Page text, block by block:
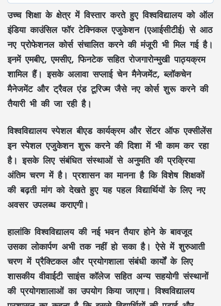
उच्च शिक्षा के क्षेत्र में विस्तार करते हुए विश्वविद्यालय को ऑल
इंडिया काउंसिल फॉर टेक्निकल एजुकेशन (एआईसीटीई) से आठ
नए प्रोफेशनल कोर्स संचालित करने की मंजूरी भी मिल गई है।
इनमें एमबीए, एमसीए, फिनटेक सहित रोजगारोन्मुखी पाठ्यक्रम
शामिल हैं। इसके अलावा सप्लाई चेन मैनेजमेंट, ब्लॉकचेन
मैनेजमेंट और ट्रैवल एंड टूरिज्म जैसे नए कोर्स शुरू करने की
तैयारी भी की जा रही है।
विश्वविद्यालय स्पेशल बीएड कार्यक्रम और सेंटर ऑफ एक्सीलेंस
इन स्पेशल एजुकेशन शुरू करने की दिशा में भी काम कर रहा
है। इसके लिए संबंधित संस्थाओं से अनुमति की प्रक्रिया
अंतिम चरण में है। प्रशासन का मानना है कि विशेष शिक्षकों
की बढ़ती मांग को देखते हुए यह पहल विद्यार्थियों के लिए नए
अवसर उपलब्ध कराएगी।
हालांकि विश्वविद्यालय की नई भवन तैयार होने के बावजूद
उसका लोकार्पण अभी तक नहीं हो सका है। ऐसे में शुरुआती
चरण में प्रैक्टिकल और प्रयोगशाला संबंधी कार्यों के लिए
शासकीय वीवाईटी साइंस कॉलेज सहित अन्य सहयोगी संस्थानों
की प्रयोगशालाओं का उपयोग किया जाएगा। विश्वविद्यालय